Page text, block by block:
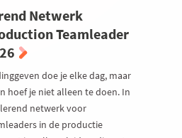
Netwerk
Teamleader
doe je elke dag, maar
hoef je niet alleen te doen. In
netwerk voor
in de productie